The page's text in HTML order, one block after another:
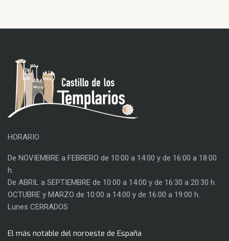
HORARIO
De NOVIEMBRE a FEBRERO de 10:00 a 14:00 y de 16:00 a 18:00
h.
De ABRIL a SEPTIEMBRE de 10:00 a 14:00 y de 16:30 a 20:30 h.
OCTUBRE y MARZO de 10:00 a 14:00 y de 16:00 a 19:00 h.
Lunes CERRADOS
El más notable del noroeste de España